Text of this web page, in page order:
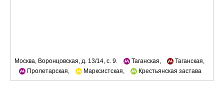
Москва, Воронцовская, д. 13/14, с. 9. Таганская,
Таганская,
Пролетарская,
Марксистская, Крестьянская застава